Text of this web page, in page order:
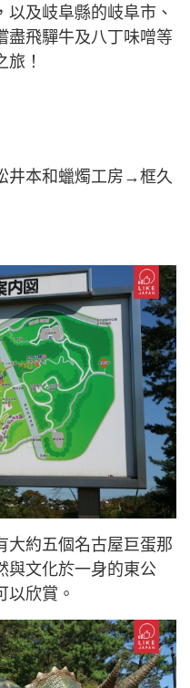
以及岐阜縣的岐阜市、
盡飛驒牛及八丁味噌等
！
井本和蠟燭工房→框久
大約五個名古屋巨蛋那
與文化於一身的東公
以欣賞。